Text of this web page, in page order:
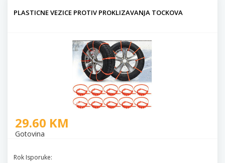
PLASTICNE VEZICE PROTIV PROKLIZAVANJA TOCKOVA
29.60 KM
Gotovina
Rok Isporuke: